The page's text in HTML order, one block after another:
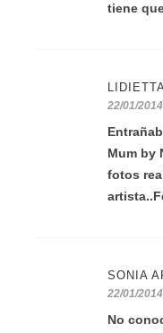
tiene
22/01/
Mum by
fotos
SONIA
22/01/
No